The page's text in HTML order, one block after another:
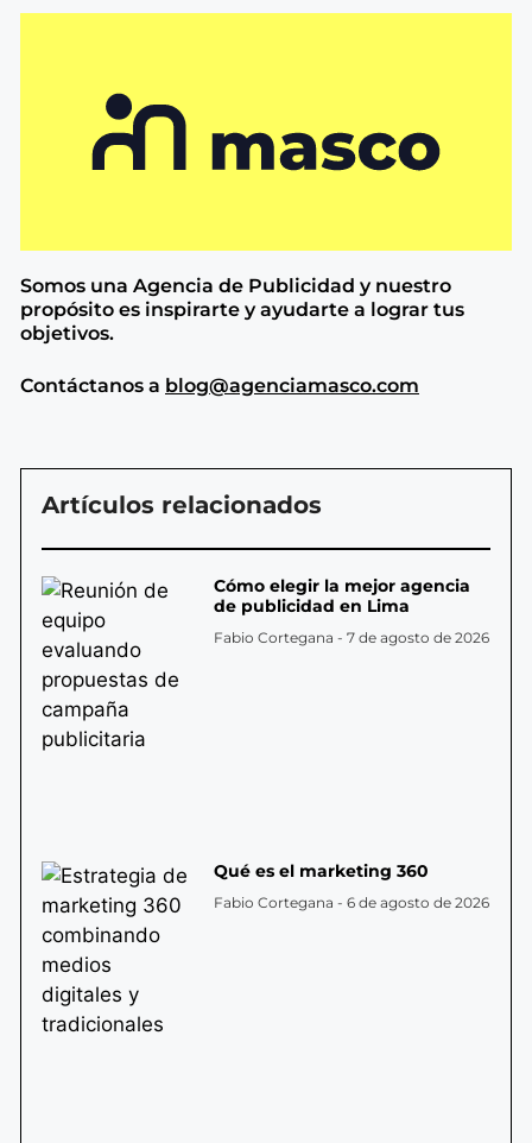
Somos una Agencia de Publicidad y nuestro
propósito es inspirarte y ayudarte a lograr tus
objetivos.
Contáctanos a blog@agenciamasco.com
Artículos relacionados
Cómo elegir la mejor agencia
de publicidad en Lima
Fabio Cortegana 7 de agosto de 2026
Qué es el marketing 360
Fabio Cortegana 6 de agosto de 2026